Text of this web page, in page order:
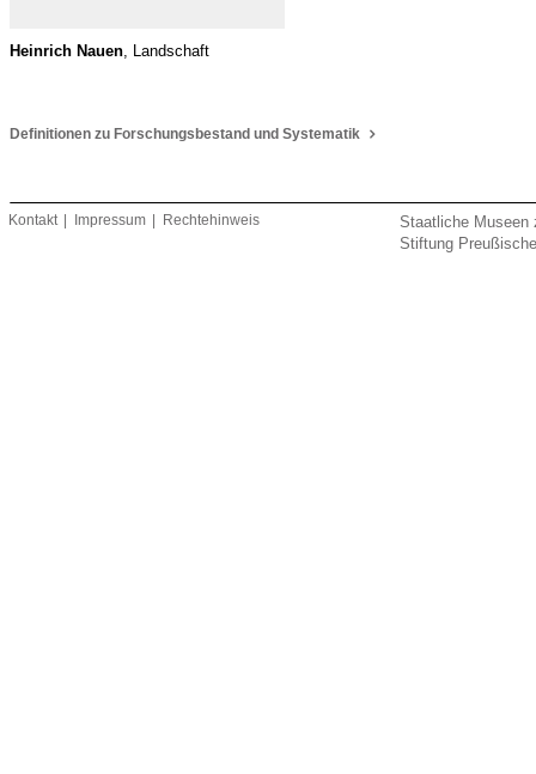
Heinrich Nauen , Landschaft
Definitionen zu Forschungsbestand und Systematik
Kontakt Impressum Rechtehinweis
Staatliche
Stiftung